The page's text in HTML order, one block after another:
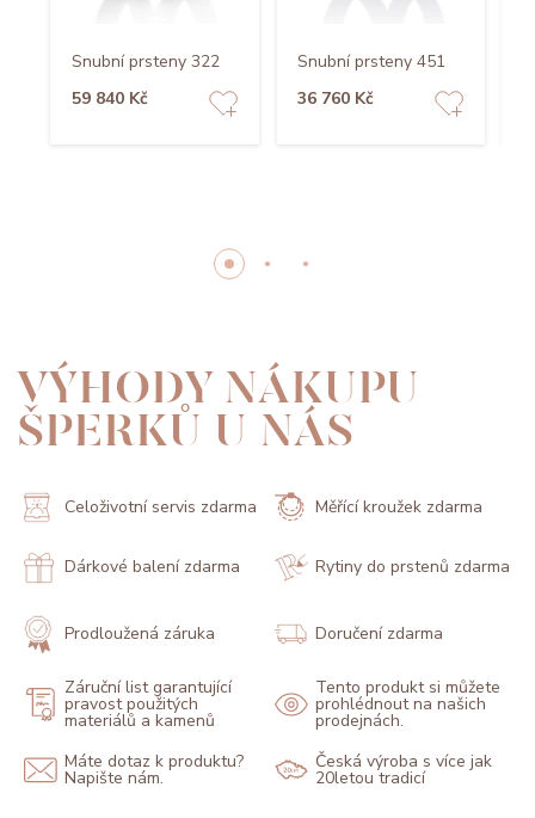
Snubní prsteny 322
59 840 Kč
Snubní prsteny 451
36 760 Kč
VÝHODY NÁKUPU
ŠPERKŮ U NÁS
Celoživotní servis zdarma Měřící kroužek zdarma
Dárkové balení zdarma Rytiny do prstenů zdarma
Prodloužená záruka Doručení zdarma
Záruční list garantující
pravost použitých
materiálů a kamenů
Tento produkt si můžete
prohlédnout na našich
prodejnách.
Máte dotaz k produktu?
Napište nám.
Česká výroba s více jak
20letou tradicí